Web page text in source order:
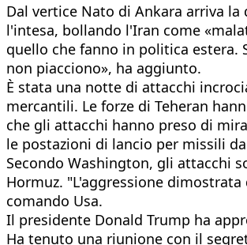
Dal vertice Nato di Ankara arriva
l'intesa, bollando l'Iran come
quello che fanno in politica estera.
non piacciono», ha aggiunto.
È stata una notte di attacchi
mercantili. Le forze di Teheran
che gli attacchi hanno preso di
le postazioni di lancio per missili
Secondo Washington, gli attacchi
Hormuz. "L'aggressione
comando Usa.
Il presidente Donald Trump ha
Ha tenuto una riunione con il